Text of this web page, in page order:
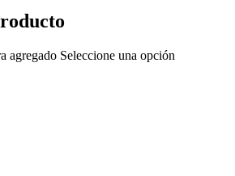
agregado Seleccione una opción